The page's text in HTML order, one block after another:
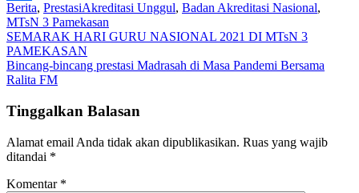
Share
Berita, PrestasiAkreditasi Unggul, Badan Akreditasi Nasional,
MTsN 3 Pamekasan
Navigasi
pos
SEMARAK HARI GURU NASIONAL 2021 DI MTsN 3
PAMEKASAN
Bincang-bincang prestasi Madrasah di Masa Pandemi Bersama
Ralita FM
Tinggalkan Balasan
Alamat email Anda tidak akan dipublikasikan. Ruas yang wajib
ditandai *
Komentar *